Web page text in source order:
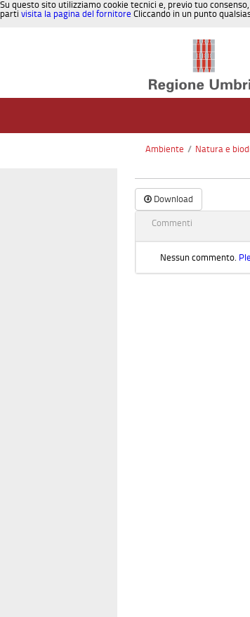
Su questo sito utilizziamo cookie tecnici e, previo tuo
parti visita la pagina del fornitore Cliccando in un punto
Ambiente / Natura e
Download
Commenti
Nessun commento.